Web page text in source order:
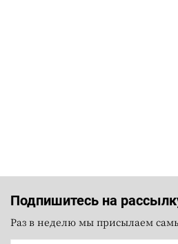
Подпишитесь на
Раз в неделю мы присылаем